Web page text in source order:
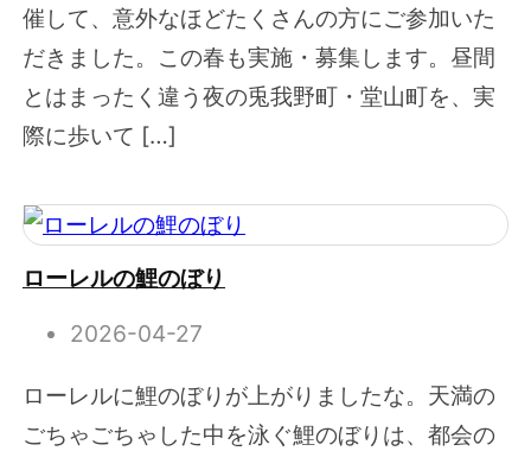
催して、意外なほどたくさんの方にご参加いた
だきました。この春も実施・募集します。昼間
とはまったく違う夜の兎我野町・堂山町を、実
際に歩いて […]
ローレルの鯉のぼり
2026-04-27
ローレルに鯉のぼりが上がりましたな。天満の
ごちゃごちゃした中を泳ぐ鯉のぼりは、都会の